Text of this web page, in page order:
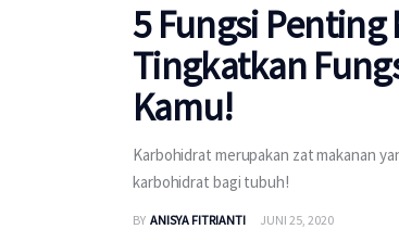
5 Fungsi
Tingkatkan
Kamu!
Karbohidrat merupakan zat makanan
karbohidrat bagi tubuh!
BY ANISYA FITRIANTI JUNI 25, 2020